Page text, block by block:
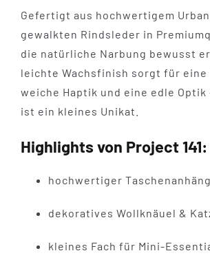
Gefertigt aus hochwertigem
gewalkten Rindsleder in
die natürliche Narbung bewusst
leichte Wachsfinish sorgt für eine
weiche Haptik und eine edle Optik
ist ein kleines Unikat.
Highlights von Project 141:
hochwertiger
dekoratives Wollknäuel &
kleines Fach für Mini-